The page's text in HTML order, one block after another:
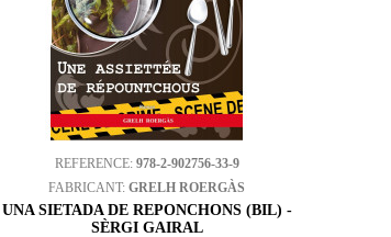
REFERENCE: 978-2-902756-33-9
FABRICANT:GRELH ROERGÀS
UNA SIETADA DE REPONCHONS (BIL) -
SÈRGI GAIRAL